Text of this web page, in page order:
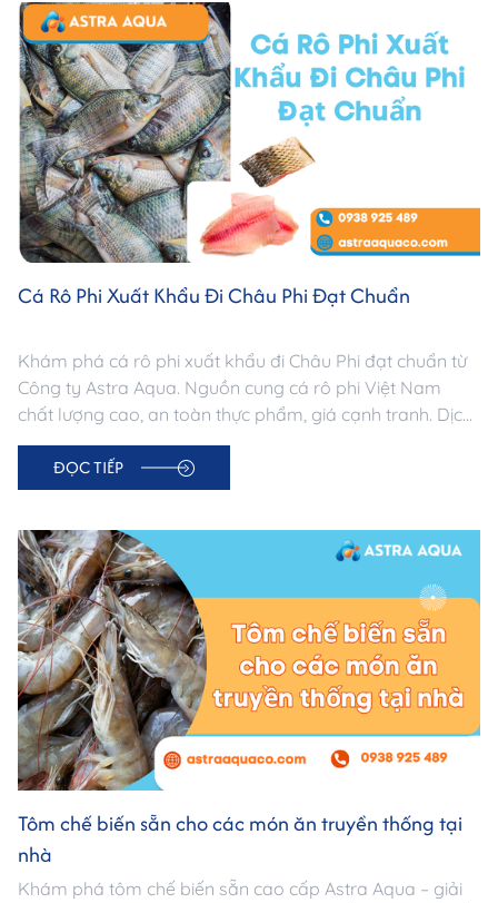
Cá Rô Phi Xuất Khẩu Đi Châu Phi Đạt Chuẩn
Khám phá cá rô phi xuất khẩu đi Châu Phi đạt chuẩn từ
Công ty Astra Aqua. Nguồn cung cá rô phi Việt Nam
chất lượng cao, an toàn thực phẩm, giá cạnh tranh. Dịch
vụ sourcing & xuất khẩu chuyên nghiệp –
astraaquaco.com.
ĐỌC TIẾP
Tôm chế biến sẵn cho các món ăn truyền thống tại
nhà
Khám phá tôm chế biến sẵn cao cấp Astra Aqua – giải